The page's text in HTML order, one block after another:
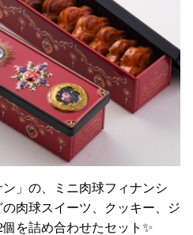
」の、ミニ肉球フィナンシ
肉球スイーツ、クッキー、ジ
を詰め合わせたセット✨